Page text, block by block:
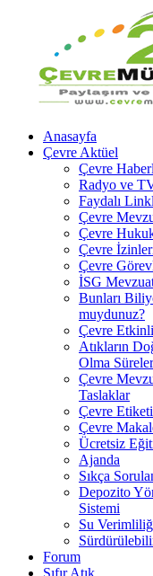
Anasayfa
Çevre Aktüel
Çevre
Radyo ve
Faydalı
Çevre
Çevre
Çevre
Çevre
İSG
Bunları
muydunuz?
Çevre
Atıkların
Olma
Çevre
Taslaklar
Çevre Etiketi
Çevre
Ücretsiz
Ajanda
Sıkça
Depozito
Sistemi
Su
Forum
Sıfır Atık